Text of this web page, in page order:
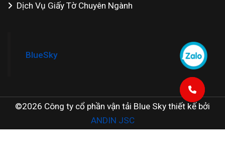
Dịch Vụ Giấy Tờ Chuyên Ngành
BlueSky
©2026 Công ty cổ phần vận tải Blue Sky thiết kế bởi
ANDIN JSC